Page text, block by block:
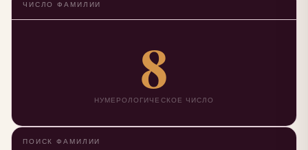
ЧИСЛО ФАМИЛИИ
8
НУМЕРОЛОГИЧЕСКОЕ ЧИСЛО
ПОИСК ФАМИЛИИ